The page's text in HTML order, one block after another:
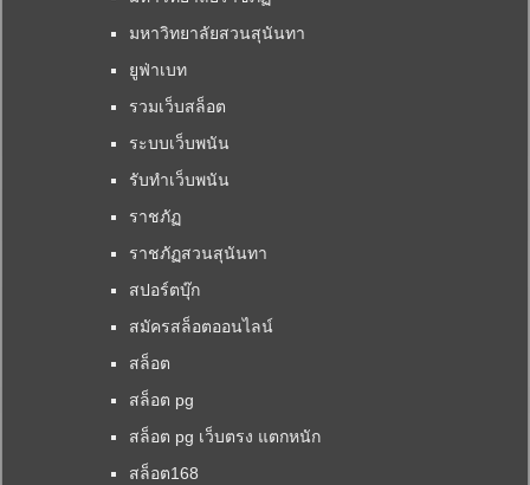
มหาวิทยาลัยสวนสุนันทา
ยูฟ่าเบท
รวมเว็บสล็อต
ระบบเว็บพนัน
รับทำเว็บพนัน
ราชภัฏ
ราชภัฏสวนสุนันทา
สปอร์ตบุ๊ก
สมัครสล็อตออนไลน์
สล็อต
สล็อต pg
สล็อต pg เว็บตรง แตกหนัก
สล็อต168